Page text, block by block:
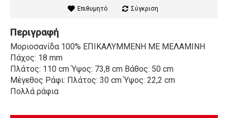
Επιθυμητό Σύγκριση
Περιγραφή
Μοριοσανίδα 100% ΕΠΙΚΑΛΥΜΜΕΝΗ ΜΕ ΜΕΛΑΜΙΝΗ
Πάχος: 18 mm
Πλάτος: 110 cm Ύψος: 73,8 cm Βάθος: 50 cm
Μέγεθος Ράφι: Πλάτος: 30 cm Ύψος: 22,2 cm
Πολλά ράφια